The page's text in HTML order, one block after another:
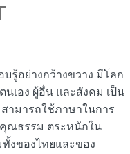
รู้อย่างกว้างขวาง มีโลก
นเอง ผู้อื่น และสังคม เป็น
ามารถใช้ภาษาในการ
ณธรรม ตระหนักใน
งของไทยและของ